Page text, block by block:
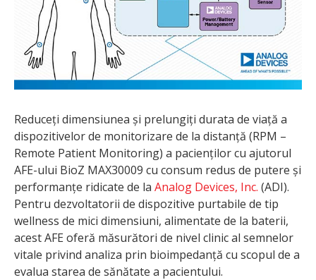
Reduceți dimensiunea și prelungiți durata de viață a
dispozitivelor de monitorizare de la distanță (RPM –
Remote Patient Monitoring) a pacienților cu ajutorul
AFE-ului BioZ MAX30009 cu consum redus de putere și
performanțe ridicate de la Analog Devices, Inc. (ADI).
Pentru dezvoltatorii de dispozitive purtabile de tip
wellness de mici dimensiuni, alimentate de la baterii,
acest AFE oferă măsurători de nivel clinic al semnelor
vitale privind analiza prin bioimpedanță cu scopul de a
evalua starea de sănătate a pacientului.